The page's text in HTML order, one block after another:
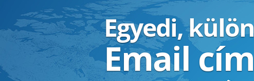
Egyedi,
Email